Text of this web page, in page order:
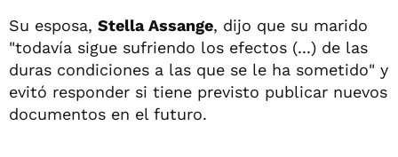
Su esposa, Stella Assange, dijo que su marido
"todavía sigue sufriendo los efectos (...) de las
duras condiciones a las que se le ha sometido" y
evitó responder si tiene previsto publicar nuevos
documentos en el futuro.